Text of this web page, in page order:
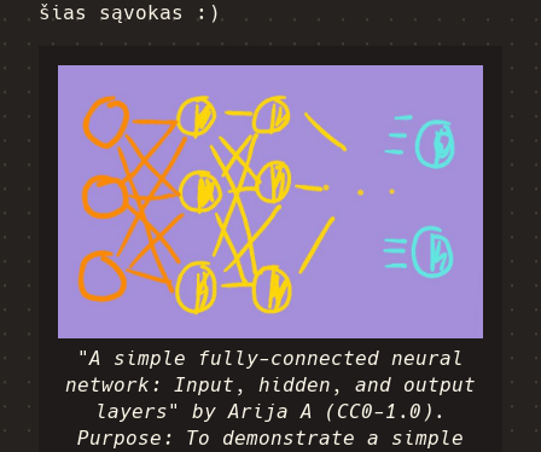
šias sąvokas :)
"A simple fully-connected neural
network: Input, hidden, and output
layers" by Arija A (CC0-1.0).
Purpose: To demonstrate a simple